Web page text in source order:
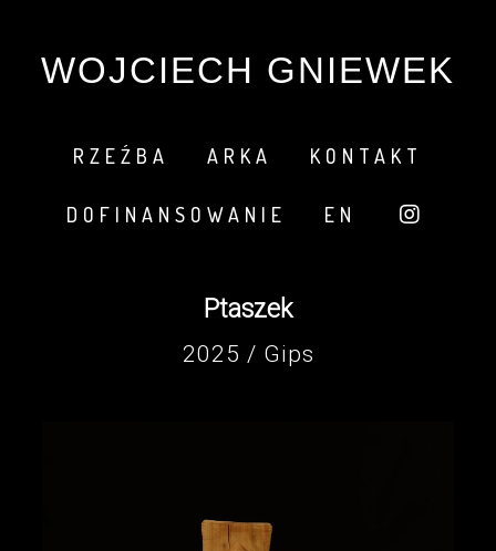
WOJCIECH GNIEWEK
RZEŹBA ARKA KONTAKT
DOFINANSOWANIE EN
Ptaszek
2025 / Gips